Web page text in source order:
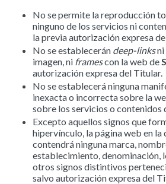
No se permite la reproducción
ninguno de los servicios ni
la previa autorización expresa
No se establecerán deep-linksni
imagen, ni framescon la web de
autorización expresa del Titular.
No se establecerá ninguna
inexacta o incorrecta sobre la
sobre los servicios o contenidos
Excepto aquellos signos que
hipervínculo, la página web en la
contendrá ninguna marca,
establecimiento, denominación,
otros signos distintivos
salvo autorización expresa del